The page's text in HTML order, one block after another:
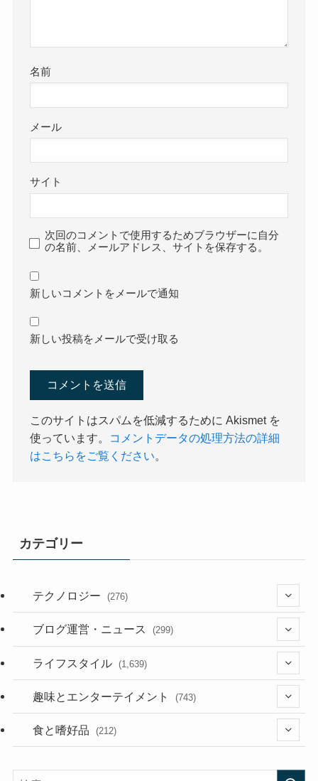
名前
メール
サイト
次回のコメントで使用するためブラウザーに自分
の名前、メールアドレス、サイトを保存する。
新しいコメントをメールで通知
新しい投稿をメールで受け取る
このサイトはスパムを低減するために Akismet を
使っています。
コメントデータの処理方法の詳細
はこちらをご覧ください。
カテゴリー
テクノロジー (276)
(36)
(187)
ブログ運営・ニュース (299)
(118)
(181)
ライフスタイル (1,639)
(394)
(282)
趣味とエンターテイメント (743)
(56)
食と嗜好品 (212)